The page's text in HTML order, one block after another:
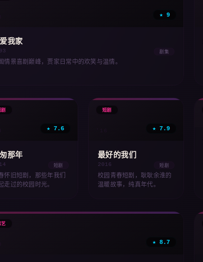
★ 9
我家
剧集
情景喜剧巅峰，贾家日常中的欢笑与温情。
剧
★ 7.6
那年
短剧
怀旧短剧，那些年我们
走过的校园时光。
短剧
★ 7.9
最好的我们
2016 短剧
校园青春短剧，耿耿余淮的
温暖故事，纯真年代。
艺
★ 8.7